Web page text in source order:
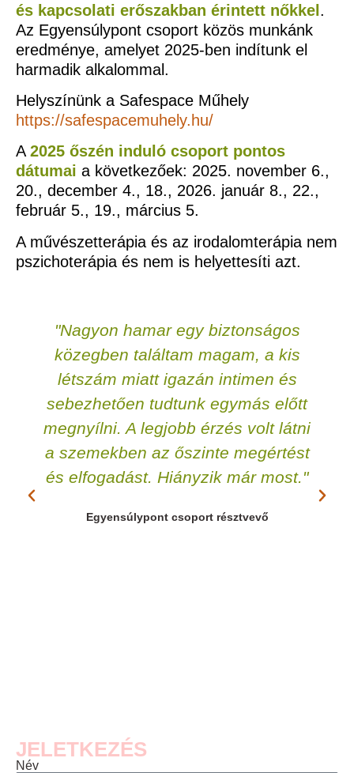
és kapcsolati erőszakban érintett nőkkel.
Az Egyensúlypont csoport közös munkánk
eredménye, amelyet 2025-ben indítunk el
harmadik alkalommal.
Helyszínünk a Safespace Műhely
https://safespacemuhely.hu/
A 2025 őszén induló csoport pontos
dátumai a következőek: 2025. november 6.,
20., december 4., 18., 2026. január 8., 22.,
február 5., 19., március 5.
A művészetterápia és az irodalomterápia nem
pszichoterápia és nem is helyettesíti azt.
"Nagyon hamar egy biztonságos
közegben találtam magam, a kis
létszám miatt igazán intimen és
sebezhetően tudtunk egymás előtt
megnyílni. A legjobb érzés volt látni
a szemekben az őszinte megértést
és elfogadást. Hiányzik már most."
Egyensúlypont csoport résztvevő
JELETKEZÉS
Név